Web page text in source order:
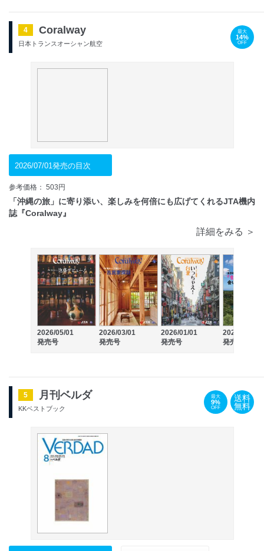
4 Coralway
日本トランスオーシャン航空
最大
14%
OFF
2026/07/01発売の目次
参考価格： 503円
「沖縄の旅」に寄り添い、楽しみを何倍にも広げてくれるJTA機内
誌『Coralway』
詳細をみる ＞
2026/05/01
発売号
2026/03/01
発売号
2026/01/01
発売号
2025/11/01
発売号
5 月刊ベルダ
KKベストブック
最大
9%
OFF
送料
無料